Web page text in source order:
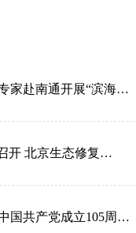
家赴南通开展“滨海…
开 北京生态修复…
国共产党成立105周…